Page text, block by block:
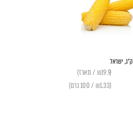
(₪19.9 / מארז)
(₪1.33 / 100 גרם)